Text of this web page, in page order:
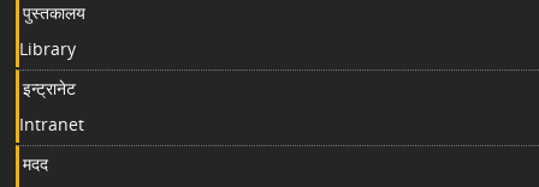
पुस्तकालय
Library
इन्ट्रानेट
Intranet
मदद